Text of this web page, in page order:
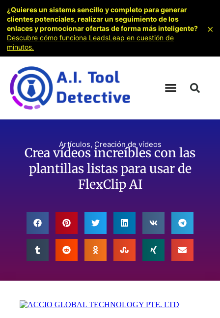
Artículos, Creación de vídeos
Crea vídeos increíbles con las
plantillas listas para usar de
FlexClip AI
¿Quieres un sistema sencillo y completo para generar
clientes potenciales, realizar un seguimiento de los
enlaces y promocionar ofertas de forma más inteligente?
Descubre cómo funciona LeadsLeap en cuestión de
minutos.
×